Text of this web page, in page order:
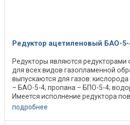
Редуктор ацетиленовый БАО-5-
Редукторы являются редукторами
для всех видов газопламенной
выпускаются для газов:
– БАО-5-4; пропана – БПО-5-4;
Имеется исполнение редуктора
подробнее